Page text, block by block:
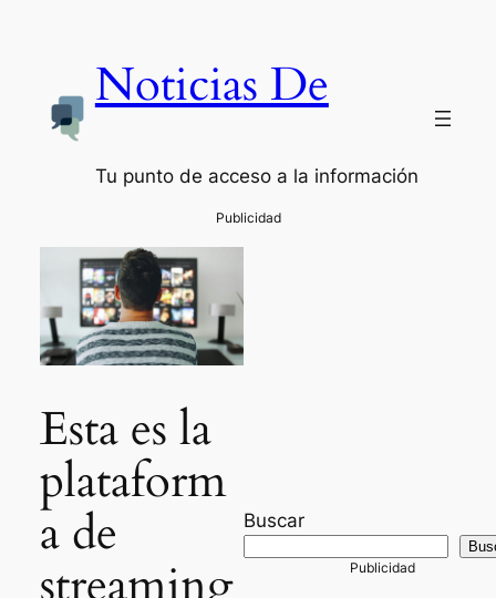
Noticias De
Tu punto de acceso a la información
Esta es la
plataform
a de
streaming
Buscar